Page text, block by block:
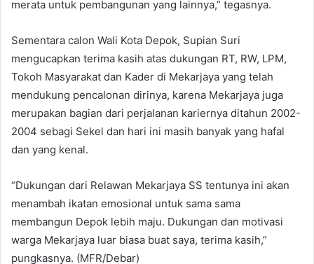
merata untuk pembangunan yang lainnya,” tegasnya.
Sementara calon Wali Kota Depok, Supian Suri
mengucapkan terima kasih atas dukungan RT, RW, LPM,
Tokoh Masyarakat dan Kader di Mekarjaya yang telah
mendukung pencalonan dirinya, karena Mekarjaya juga
merupakan bagian dari perjalanan kariernya ditahun 2002-
2004 sebagi Sekel dan hari ini masih banyak yang hafal
dan yang kenal.
“Dukungan dari Relawan Mekarjaya SS tentunya ini akan
menambah ikatan emosional untuk sama sama
membangun Depok lebih maju. Dukungan dan motivasi
warga Mekarjaya luar biasa buat saya, terima kasih,”
pungkasnya. (MFR/Debar)